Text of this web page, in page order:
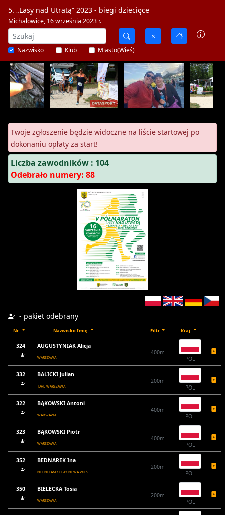
5. „Lasy nad Utratą” 2023 - biegi dziecięce
Michałowice, 16 września 2023 r.
Nazwisko Klub Miasto(Wieś)
Twoje zgłoszenie będzie widoczne na liście startowej po
dokonaniu opłaty za start!
Liczba zawodników : 104
Odebrało numery: 88
- pakiet odebrany
Nr Nazwisko Imię Filtr Kraj
324 AUGUSTYNIAK Alicja
WARSZAWA
400m
POL
332 BALICKI Julian
DHL WARSZAWA
200m
POL
322 BĄKOWSKI Antoni
WARSZAWA
400m
POL
323 BĄKOWSKI Piotr
WARSZAWA
400m
POL
352 BEDNAREK Ina
NEONTEAM / PLAY NOWA WIES
200m
POL
350 BIELECKA Tosia
WARSZAWA
200m
POL